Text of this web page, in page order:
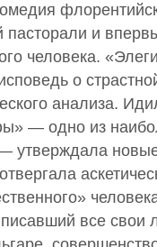
пасторали и
человека.
о
анализа.
— одно из
утверждала
все свои